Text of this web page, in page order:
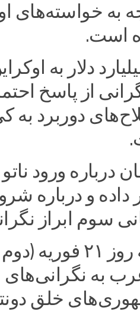
به خواسته‌های
است.
تاکنون ۸. ۲ میلیارد
از پاسخ
دوربرد به
درباره ورود ناتو
داده و درباره
سوم ابراز
رئیس‌جمهور روسیه روز
به نگرانی‌های
خلق